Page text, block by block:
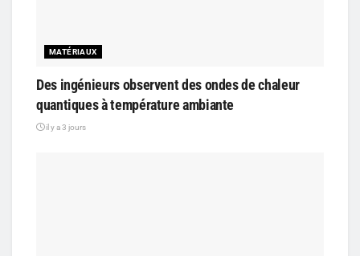
MATÉRIAUX
Des ingénieurs observent des ondes de chaleur
quantiques à température ambiante
il y a 3 jours